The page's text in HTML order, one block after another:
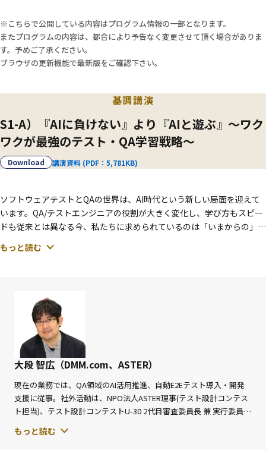
といった問いは、これまで以上に重要になるでしょう。
私たちは、この変化の中でもテスト／SQAの価値が失わ
れるとは考えていません。
支える役割の重要性はさらに増していくと考えていま
今回のJaSST Kansaiは、ソフトウェアテスト／SQAの
存在意義を改めて問い直し、原点に立ち返りたいと思い
ます。
関西におけるテストコミュニティの役割をあらためて考
え、次の10年に向けた方向性を描く場を提供します。
皆様のご参加を心よりお待ちしております。
※こちらで公開している内容はプログラム情報の一部となります。
またプログラムの内容は、都合により予告なく変更させて頂く場合がありま
す。予めご了承ください。
ブラウザの更新機能で最新版をご確認下さい。
基調講演
S1-A）『AIに負けない』より『AIと遊ぶ』〜ワク
ワクが最強のテスト・QA学習戦略〜
Download 講演資料 (PDF：5,781KB)
ソフトウェアテストとQAの世界は、AI時代という新しい局面を迎えて
います。QA/テストエンジニアの役割が大きく変化し、学び方もスピー
ドも従来とは異なる今、私たちに求められているのは「いまからの」学
本講演では、QA/テストエンジニアの現状を振り返りながら、AI活用の
くポジティブに、AI時代をワクワク楽しく学ぶためのヒントをお届けし
もっと読む
大段 智広（DMM.com、ASTER）
現在の業務では、QA領域のAI活用推進、自動E2Eテスト導入・開発
支援に従事。社外活動は、NPO法人ASTER理事(テスト設計コンテス
ト担当)、テスト設計コンテストU-30 2代目審査委員長 兼 実行委員、
員、JSTQB技術委員など。わくわく楽しくソフトウェアテストがで
もっと読む